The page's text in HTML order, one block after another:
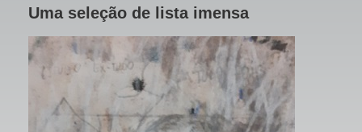
Uma seleção de lista imensa